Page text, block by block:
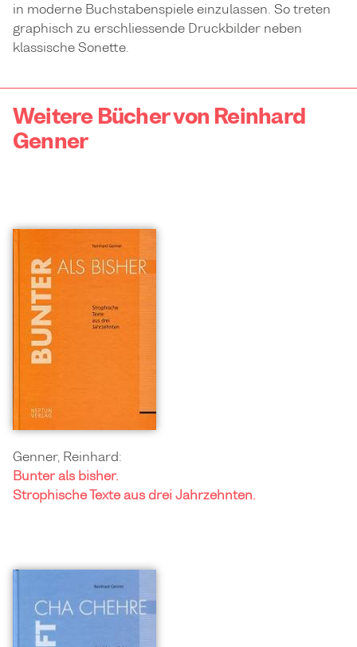
in moderne Buchstabenspiele einzulassen. So treten
graphisch zu erschliessende Druckbilder neben
klassische Sonette.
Weitere Bücher von Reinhard
Genner
Genner, Reinhard:
Bunter als bisher.
Strophische Texte aus drei Jahrzehnten.